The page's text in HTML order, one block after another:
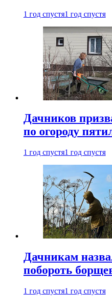
1 год спустя1 год спустя
Дачников
по огороду
1 год спустя1 год спустя
Дачникам
побороть
1 год спустя1 год спустя